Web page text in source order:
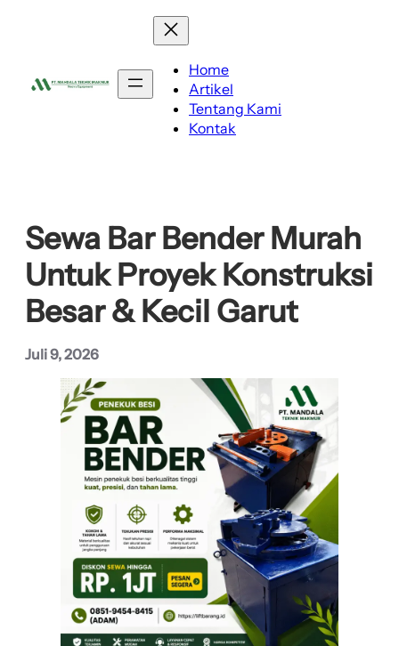
Home
Artikel
Tentang Kami
Kontak
Sewa Bar Bender Murah
Untuk Proyek Konstruksi
Besar & Kecil Garut
Juli 9, 2026